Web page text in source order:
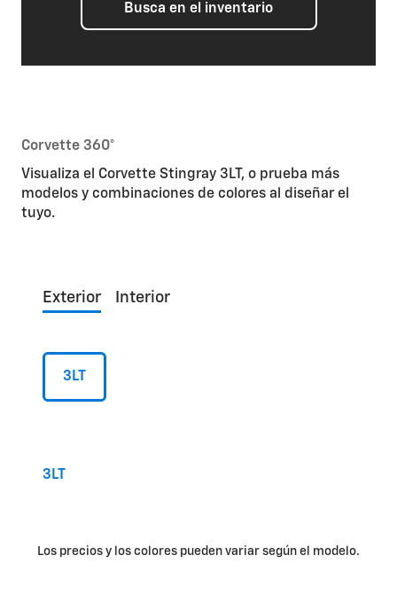
Busca en el inventario
Corvette 360°
Visualiza el Corvette Stingray 3LT, o prueba más
modelos y combinaciones de colores al diseñar el
tuyo.
Exterior Interior
3LT
3LT
Los precios y los colores pueden variar según el modelo.